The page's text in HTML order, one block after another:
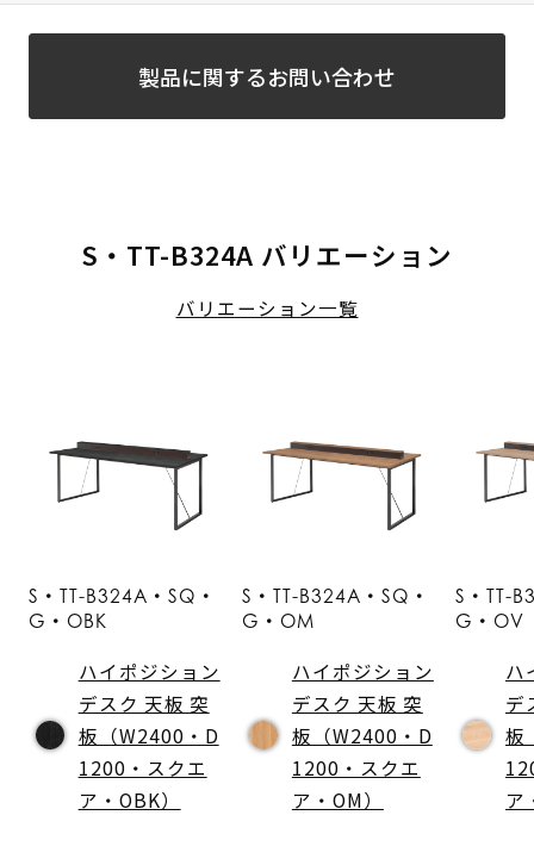
製品に関するお問い合わせ
S・TT-B324A バリエーション
バリエーション一覧
S・TT-B324A・SQ・
G・OBK
ハイポジション
デスク 天板 突
板（W2400・D
1200・スクエ
ア・OBK）
S・TT-B324A・SQ・
G・OM
ハイポジション
デスク 天板 突
板（W2400・D
1200・スクエ
ア・OM）
S・TT-
G・OV
ハ
デ
板
ア